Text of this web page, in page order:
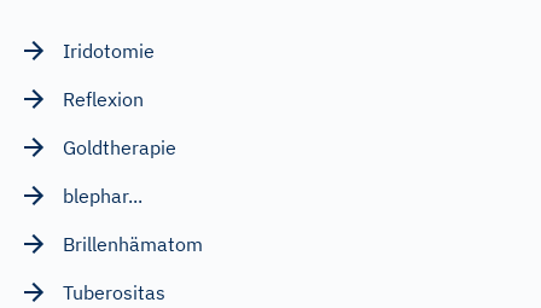
Iridotomie
Reflexion
Goldtherapie
blephar...
Brillenhämatom
Tuberositas